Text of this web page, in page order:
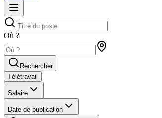
Où ?
Rechercher
Télétravail
Salaire
Date de publication